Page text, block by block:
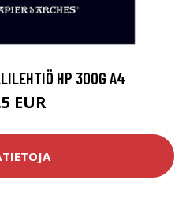
HP 300G A4
EUR